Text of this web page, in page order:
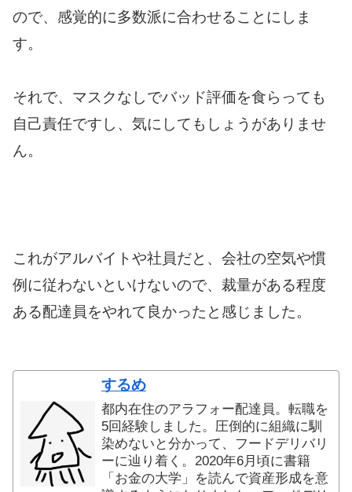
ので、感覚的に多数派に合わせることにしま
す。
それで、マスクなしでバッド評価を食らっても
自己責任ですし、気にしてもしょうがありませ
ん。
これがアルバイトや社員だと、会社の空気や慣
例に従わないといけないので、裁量がある程度
ある配達員をやれて良かったと感じました。
するめ
都内在住のアラフォー配達員。転職を
5回経験しました。圧倒的に組織に馴
染めないと分かって、フードデリバリ
ーに辿り着く。2020年6月頃に書籍
「お金の大学」を読んで資産形成を意